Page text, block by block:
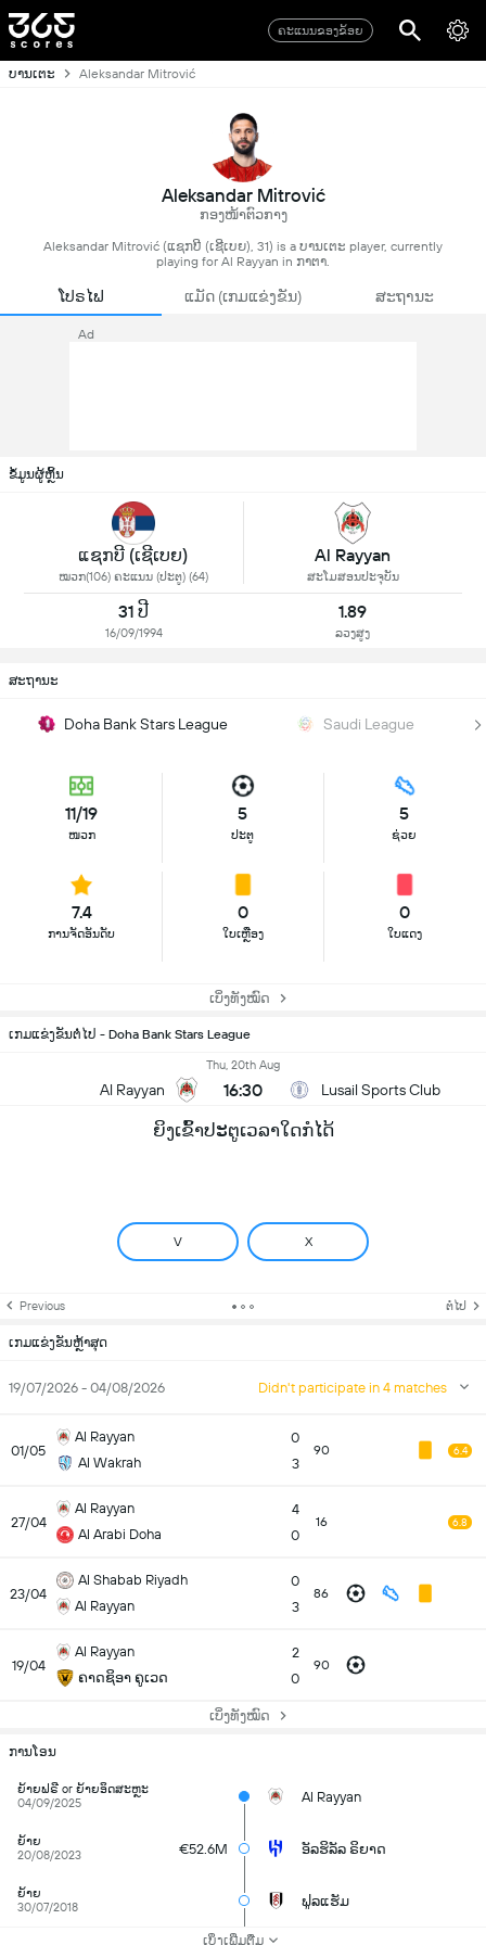
ຄະແນນຂອງຂ້ອຍ
ບານເຕະ Aleksandar Mitrović
Aleksandar Mitrović
ກອງໜ້າຕົວກາງ
Aleksandar Mitrović (ແຊກບີ (ເຊີເບຍ), 31) is a ບານເຕະ player, currently
playing for Al Rayyan in ກາຕາ.
ໂປຣໄຟ ແມັດ (ເກມແຂ່ງຂັນ) ສະຖານະ
Ad
ຂໍ້ມູນຜູ້ຫຼິ້ນ
ແຊກບີ (ເຊີເບຍ)
ໝວກ(106) ຄະແນນ (ປະຕູ) (64)
Al Rayyan
ສະໂມສອນປະຈຸບັນ
31 ປີ
16/09/1994
1.89
ລວງສູງ
ສະຖານະ
Doha Bank Stars League Saudi League
11/19
ໜວກ
5
ປະຕູ
5
ຊ່ວຍ
7.4
ການຈັດອັນດັບ
0
ໃບເຫຼືອງ
0
ໃບແດງ
ເບິ່ງທັງໝົດ
ເກມແຂ່ງຂັນຕໍ່ໄປ - Doha Bank Stars League
Al Rayyan
Thu, 20th Aug
16:30 Lusail Sports Club
ຍິງເຂົ້າປະຕູເວລາໃດກໍໄດ້
V X
Previous ຕໍ່ໄປ
ເກມແຂ່ງຂັນຫຼ້າສຸດ
19/07/2026 - 04/08/2026 Didn't participate in 4 matches
01/05
Al Rayyan
Al Wakrah
0
3
90 6.4
27/04
Al Rayyan
Al Arabi Doha
4
0
16 6.8
23/04
Al Shabab Riyadh
Al Rayyan
0
3
86
19/04
Al Rayyan
ຄາດຊິອາ ຄູເວດ
2
0
90
ເບິ່ງທັງໝົດ
ການໂອນ
ຍ້າຍຟຣີ or ຍ້າຍອິດສະຫຼະ
04/09/2025
Al Rayyan
ຍ້າຍ
20/08/2023
€52.6M ອັລຮິລັລ ຣິຍາດ
ຍ້າຍ
30/07/2018
ຟູລແຮັມ
ເບິ່ງເພີ່ມຕື່ມ